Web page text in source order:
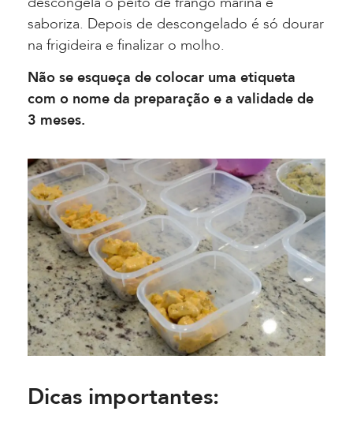
saboriza. Depois de descongelado é só dourar
na frigideira e finalizar o molho.
Não se esqueça de colocar uma etiqueta
com o nome da preparação e a validade de
3 meses.
Dicas importantes: